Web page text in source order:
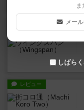
レビュー
ま
メー
しばら